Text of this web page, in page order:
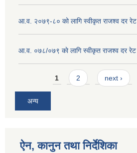
आ.व. २०७९-८० को लागि स्वीकृत राजश्व दर रेट
आ.व. ०७८/०७९ काे लागि स्वीकृत राजश्व दर रेट
Pages1 2 next ›
अन्य
ऐन, कानुन तथा निर्देशिका